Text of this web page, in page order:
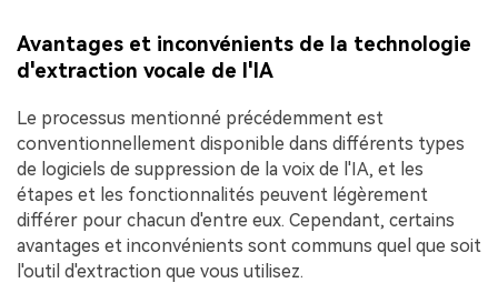
Avantages et inconvénients de la technologie
d'extraction vocale de l'IA
Le processus mentionné précédemment est
conventionnellement disponible dans différents types
de logiciels de suppression de la voix de l'IA, et les
étapes et les fonctionnalités peuvent légèrement
différer pour chacun d'entre eux. Cependant, certains
avantages et inconvénients sont communs quel que soit
l'outil d'extraction que vous utilisez.